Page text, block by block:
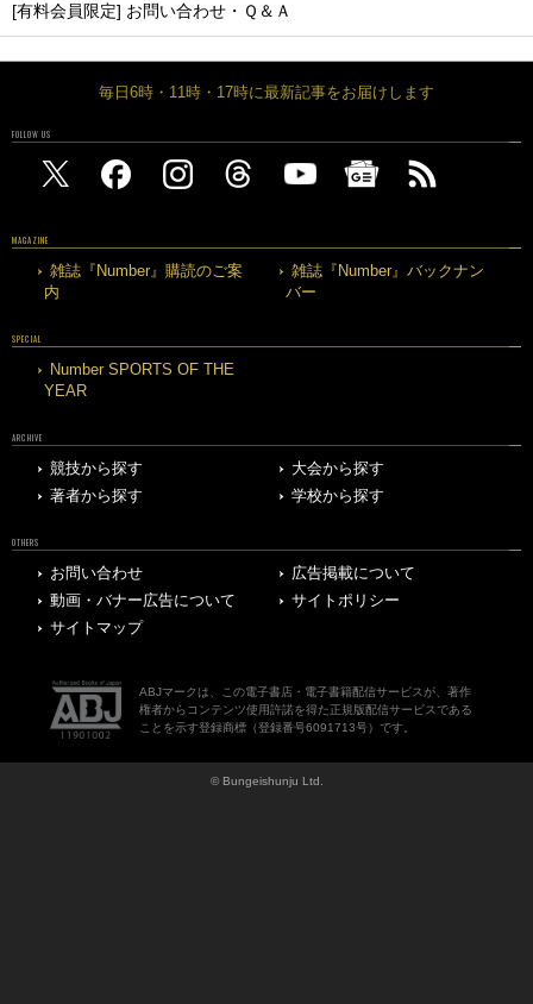
[有料会員限定] お問い合わせ・Ｑ＆Ａ
毎日6時・11時・17時に最新記事をお届けします
FOLLOW US
MAGAZINE
雑誌『Number』購読のご案
内
雑誌『Number』バックナン
バー
SPECIAL
Number SPORTS OF THE
YEAR
ARCHIVE
競技から探す
大会から探す
著者から探す
学校から探す
OTHERS
お問い合わせ
広告掲載について
動画・バナー広告について
サイトポリシー
サイトマップ
ABJマークは、この電子書店・電子書籍配信サービスが、著作
権者からコンテンツ使用許諾を得た正規版配信サービスである
ことを示す登録商標（登録番号6091713号）です。
© Bungeishunju Ltd.